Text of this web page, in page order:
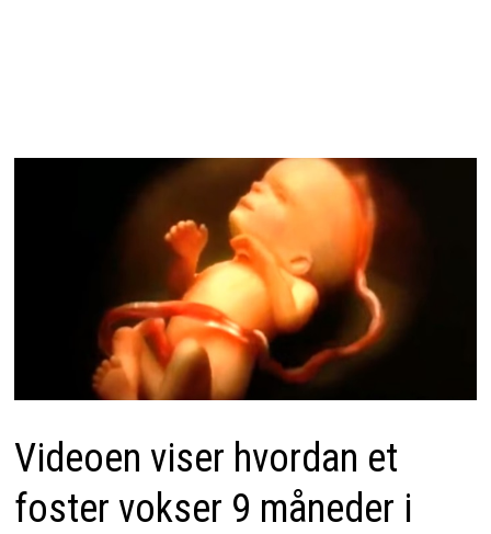
Videoen viser hvordan et
foster vokser 9 måneder i